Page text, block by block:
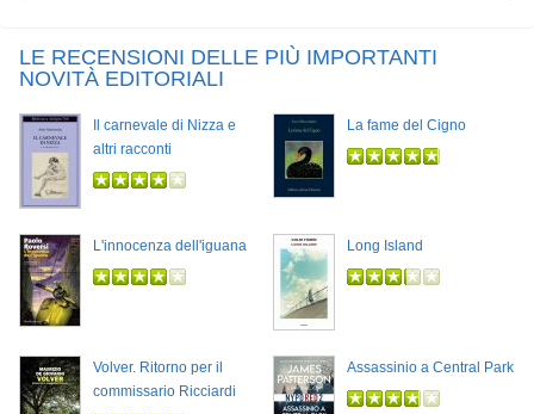
LE RECENSIONI DELLE PIÙ IMPORTANTI
NOVITÀ EDITORIALI
Il carnevale di Nizza e
altri racconti
La fame del Cigno
L'innocenza dell'iguana Long Island
Volver. Ritorno per il
commissario Ricciardi
Assassinio a Central Park